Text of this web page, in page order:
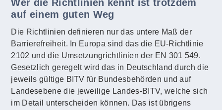
Wer die Richtlinien kennt ist trotzdem
auf einem guten Weg
Die Richtlinien definieren nur das untere Maß der
Barrierefreiheit. In Europa sind das die EU-Richtlinie
2102 und die Umsetzungrichtlinien der EN 301 549.
Gesetzlich geregelt wird das in Deutschland durch die
jeweils gültige BITV für Bundesbehörden und auf
Landesebene die jeweilige Landes-BITV, welche sich
im Detail unterscheiden können. Das ist übrigens